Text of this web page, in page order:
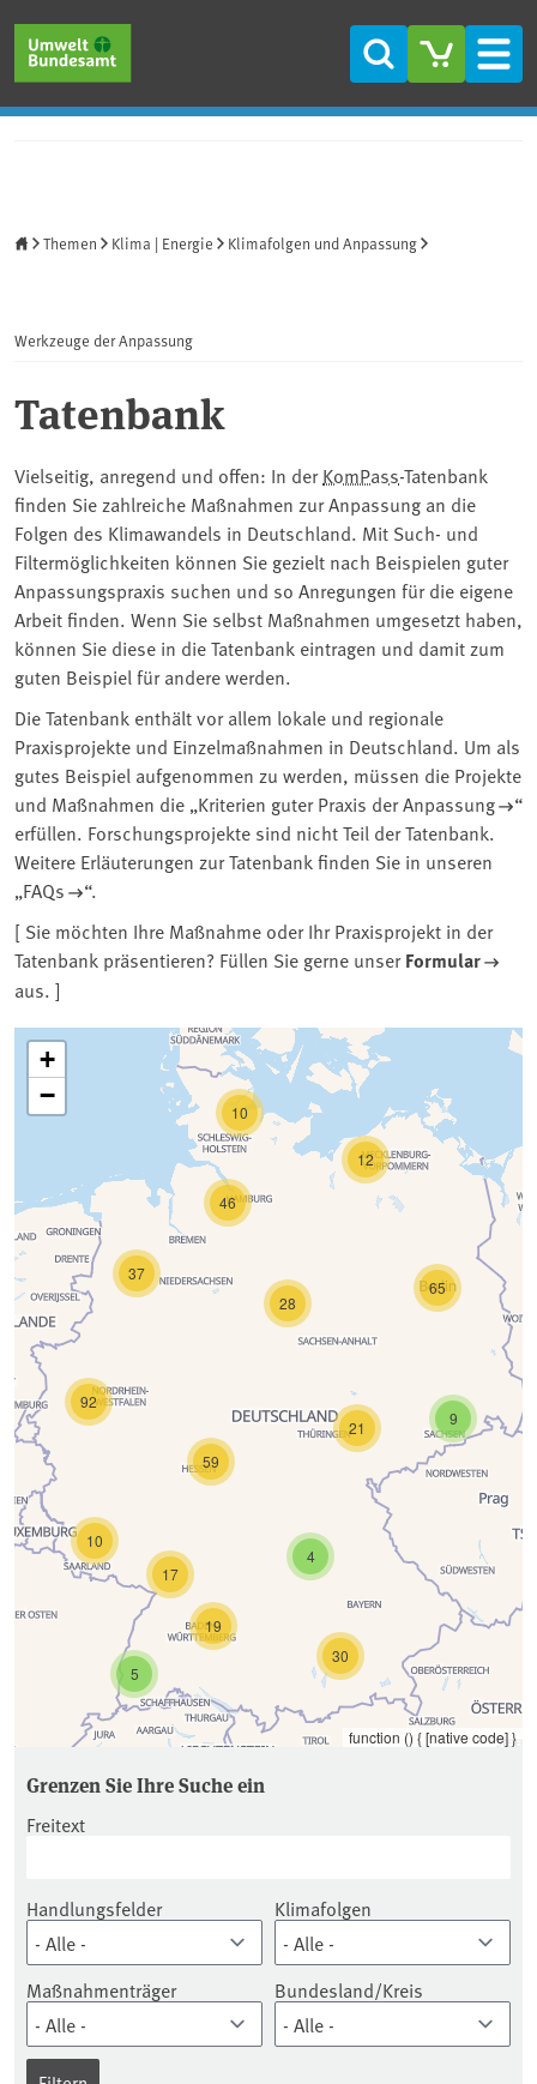
Suche
Themen Klima | Energie Klimafolgen und Anpassung
Werkzeuge der Anpassung
Tatenbank
Vielseitig, anregend und offen: In der ⁠KomPass⁠-Tatenbank
finden Sie zahlreiche Maßnahmen zur Anpassung an die
Folgen des Klimawandels in Deutschland. Mit Such- und
Filtermöglichkeiten können Sie gezielt nach Beispielen guter
Anpassungspraxis suchen und so Anregungen für die eigene
Arbeit finden. Wenn Sie selbst Maßnahmen umgesetzt haben,
können Sie diese in die Tatenbank eintragen und damit zum
guten Beispiel für andere werden.
Die Tatenbank enthält vor allem lokale und regionale
Praxisprojekte und Einzelmaßnahmen in Deutschland. Um als
gutes Beispiel aufgenommen zu werden, müssen die Projekte
und Maßnahmen die „Kriterien guter Praxis der Anpassung
“
erfüllen. Forschungsprojekte sind nicht Teil der Tatenbank.
Weitere Erläuterungen zur Tatenbank finden Sie in unseren
„FAQs
“.
[ Sie möchten Ihre Maßnahme oder Ihr Praxisprojekt in der
Tatenbank präsentieren? Füllen Sie gerne unserFormular
aus. ]
Tatenbank
5
30
4
19
17
10
59
92
10
46
37
9
12
28
21
65
+
−
function () { [native code] }
Grenzen Sie Ihre Suche ein
Freitext
Handlungsfelder Klimafolgen
Maßnahmenträger Bundesland/Kreis